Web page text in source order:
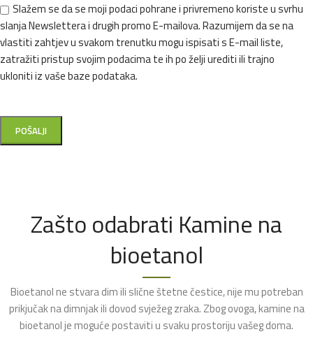
Slažem se da se moji podaci pohrane i privremeno koriste u svrhu
slanja Newslettera i drugih promo E-mailova. Razumijem da se na
vlastiti zahtjev u svakom trenutku mogu ispisati s E-mail liste,
zatražiti pristup svojim podacima te ih po želji urediti ili trajno
ukloniti iz vaše baze podataka.
Zašto odabrati Kamine na
bioetanol
Bioetanol ne stvara dim ili slične štetne čestice, nije mu potreban
prikjučak na dimnjak ili dovod svježeg zraka. Zbog ovoga, kamine na
bioetanol je moguće postaviti u svaku prostoriju vašeg doma.